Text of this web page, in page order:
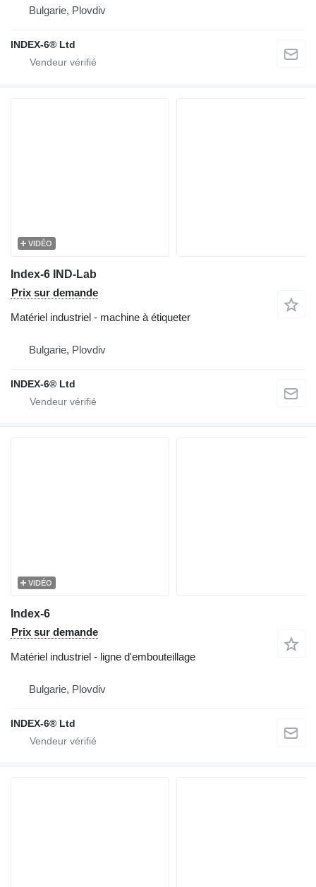
Bulgarie, Plovdiv
INDEX-6® Ltd
VIDÉO
Index-6 IND-Lab
Prix sur demande
Matériel industriel - machine à étiqueter
Bulgarie, Plovdiv
INDEX-6® Ltd
VIDÉO
Index-6
Prix sur demande
Matériel industriel - ligne d'embouteillage
Bulgarie, Plovdiv
INDEX-6® Ltd